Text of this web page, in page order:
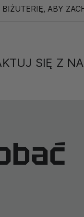
ABY
SIĘ Z